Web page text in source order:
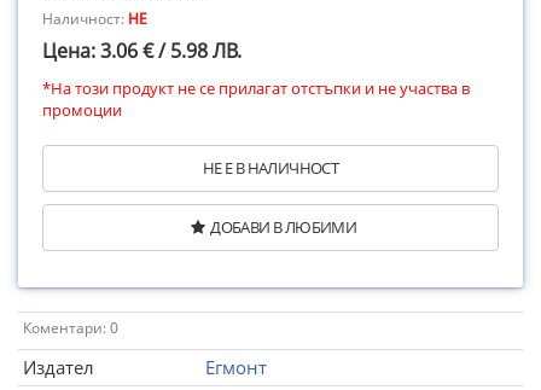
Наличност: НЕ
Цена: 3.06 € / 5.98 ЛВ.
*На този продукт не се прилагат отстъпки и не участва в
промоции
НЕ Е В НАЛИЧНОСТ
ДОБАВИ В ЛЮБИМИ
Коментари: 0
Издател
Егмонт